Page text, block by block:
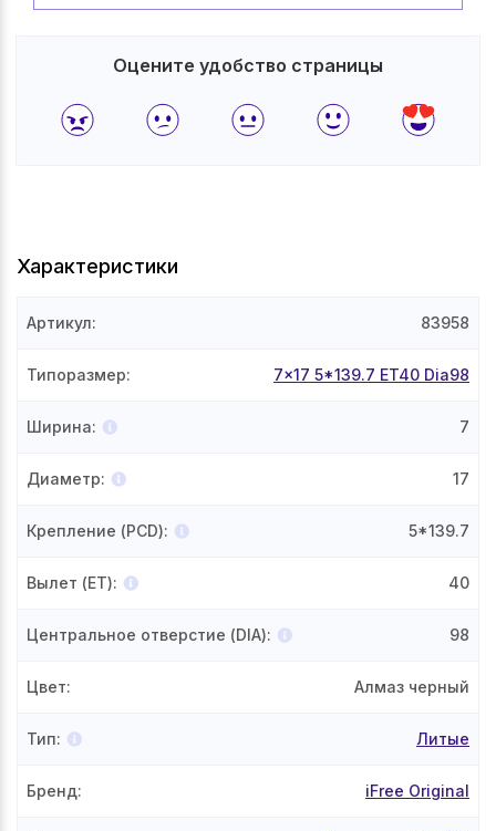
Оцените удобство страницы
Характеристики
Артикул: 83958
Типоразмер: 7x17 5*139.7 ET40 Dia98
Ширина: 7
Диаметр: 17
Крепление (PCD): 5*139.7
Вылет (ET): 40
Центральное отверстие (DIA): 98
Цвет: Алмаз черный
Тип: Литые
Бренд: iFree Original